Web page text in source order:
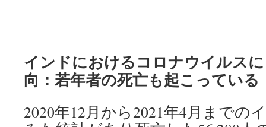
インドにおけるコロナウイルス
向：若年者の死亡も起こっている
2020年12月から2021年4月までの